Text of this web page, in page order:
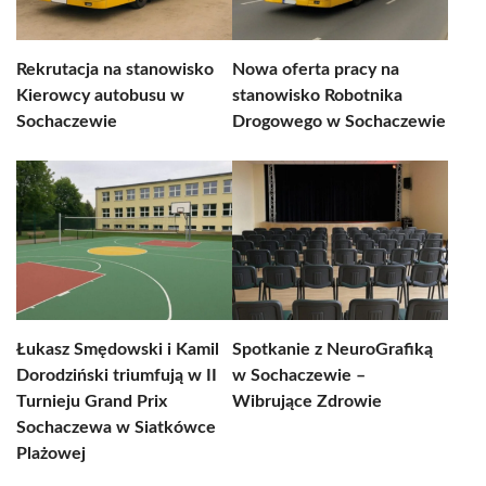
Rekrutacja na stanowisko
Kierowcy autobusu w
Sochaczewie
Nowa oferta pracy na
stanowisko Robotnika
Drogowego w Sochaczewie
Łukasz Smędowski i Kamil
Dorodziński triumfują w II
Turnieju Grand Prix
Sochaczewa w Siatkówce
Plażowej
Spotkanie z NeuroGrafiką
w Sochaczewie –
Wibrujące Zdrowie